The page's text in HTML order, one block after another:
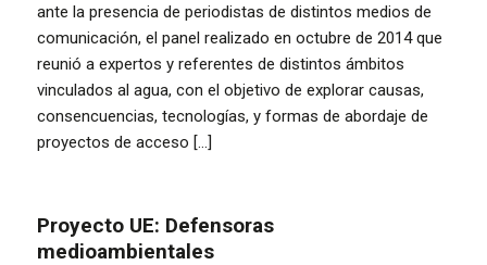
ante la presencia de periodistas de distintos medios de
comunicación, el panel realizado en octubre de 2014 que
reunió a expertos y referentes de distintos ámbitos
vinculados al agua, con el objetivo de explorar causas,
consencuencias, tecnologías, y formas de abordaje de
proyectos de acceso […]
Proyecto UE: Defensoras
medioambientales